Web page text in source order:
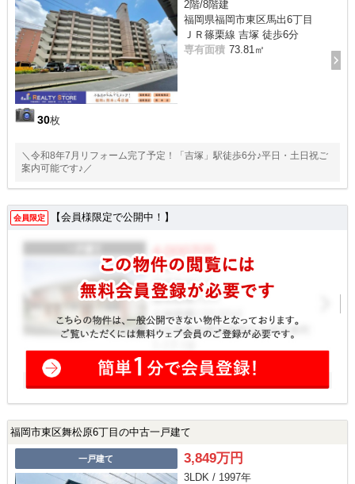
30枚
2階/8階建
福岡県福岡市東区馬出6丁目
ＪＲ篠栗線 吉塚 徒歩6分
専有面積 73.81㎡
＼令和8年7月リフォーム完了予定！「吉塚」駅徒歩6分♪平日・土日祝ご
案内可能です♪／
会員限定 【会員様限定で公開中！】
福岡市東区舞松原6丁目の中古一戸建て
一戸建て 3,849万円
3LDK / 1997年